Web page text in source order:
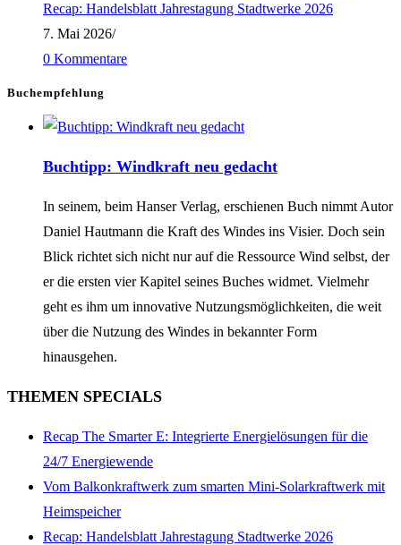
Recap: Handelsblatt Jahrestagung Stadtwerke 2026
7. Mai 2026/
0 Kommentare
Buchempfehlung
Buchtipp: Windkraft neu gedacht
In seinem, beim Hanser Verlag, erschienen Buch nimmt Autor
Daniel Hautmann die Kraft des Windes ins Visier. Doch sein
Blick richtet sich nicht nur auf die Ressource Wind selbst, der
er die ersten vier Kapitel seines Buches widmet. Vielmehr
geht es ihm um innovative Nutzungsmöglichkeiten, die weit
über die Nutzung des Windes in bekannter Form
hinausgehen.
THEMEN SPECIALS
Recap The Smarter E: Integrierte Energielösungen für die
24/7 Energiewende
Vom Balkonkraftwerk zum smarten Mini-Solarkraftwerk mit
Heimspeicher
Recap: Handelsblatt Jahrestagung Stadtwerke 2026